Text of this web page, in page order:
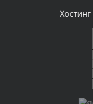
Комментарий
Текст комментария
Комментарий
Текст комментария
администратором.